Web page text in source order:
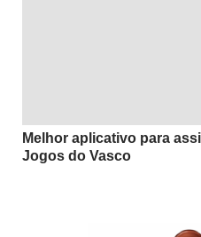
Melhor aplicativo para
Jogos do Vasco